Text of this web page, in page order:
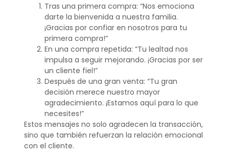
Tras una primera compra: “Nos emociona
darte la bienvenida a nuestra familia.
¡Gracias por confiar en nosotros para tu
primera compra!”
En una compra repetida: “Tu lealtad nos
impulsa a seguir mejorando. ¡Gracias por ser
un cliente fiel!”
Después de una gran venta: “Tu gran
decisión merece nuestro mayor
agradecimiento. ¡Estamos aquí para lo que
necesites!”
Estos mensajes no solo agradecen la transacción,
sino que también refuerzan la relación emocional
con el cliente.